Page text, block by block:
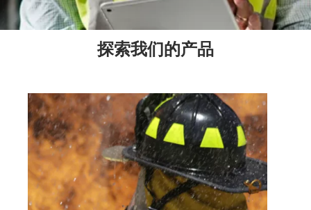
探索我们的产品